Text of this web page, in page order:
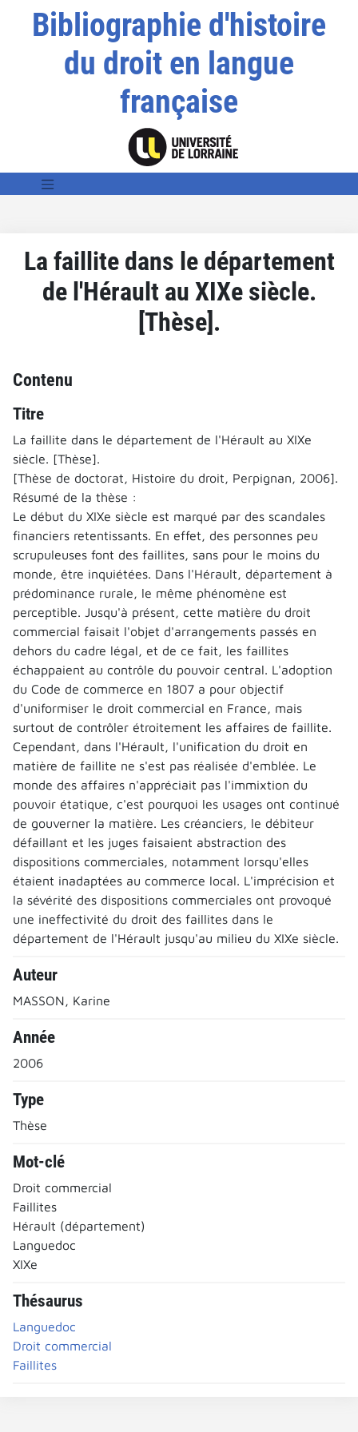
Bibliographie d'histoire
du droit en langue
française
La faillite dans le département
de l'Hérault au XIXe siècle.
[Thèse].
Contenu
Titre
La faillite dans le département de l'Hérault au XIXe
siècle. [Thèse].
[Thèse de doctorat, Histoire du droit, Perpignan, 2006].
Résumé de la thèse :
Le début du XIXe siècle est marqué par des scandales
financiers retentissants. En effet, des personnes peu
scrupuleuses font des faillites, sans pour le moins du
monde, être inquiétées. Dans l'Hérault, département à
prédominance rurale, le même phénomène est
perceptible. Jusqu'à présent, cette matière du droit
commercial faisait l'objet d'arrangements passés en
dehors du cadre légal, et de ce fait, les faillites
échappaient au contrôle du pouvoir central. L'adoption
du Code de commerce en 1807 a pour objectif
d'uniformiser le droit commercial en France, mais
surtout de contrôler étroitement les affaires de faillite.
Cependant, dans l'Hérault, l'unification du droit en
matière de faillite ne s'est pas réalisée d'emblée. Le
monde des affaires n'appréciait pas l'immixtion du
pouvoir étatique, c'est pourquoi les usages ont continué
de gouverner la matière. Les créanciers, le débiteur
défaillant et les juges faisaient abstraction des
dispositions commerciales, notamment lorsqu'elles
étaient inadaptées au commerce local. L'imprécision et
la sévérité des dispositions commerciales ont provoqué
une ineffectivité du droit des faillites dans le
département de l'Hérault jusqu'au milieu du XIXe siècle.
Auteur
MASSON, Karine
Année
2006
Type
Thèse
Mot-clé
Droit commercial
Faillites
Hérault (département)
Languedoc
XIXe
Thésaurus
Languedoc
Droit commercial
Faillites